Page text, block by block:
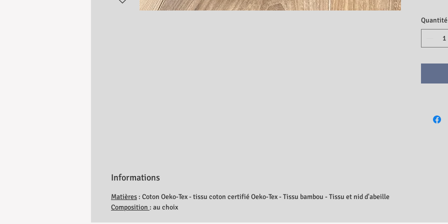
- Lavette
- Sac
la
-
Nous
Quantité
Informations
Matières : Coton Oeko-Tex - tissu coton certifié Oeko-Tex - Tissu bambou - Tissu et nid d'abeille
Composition : au choix